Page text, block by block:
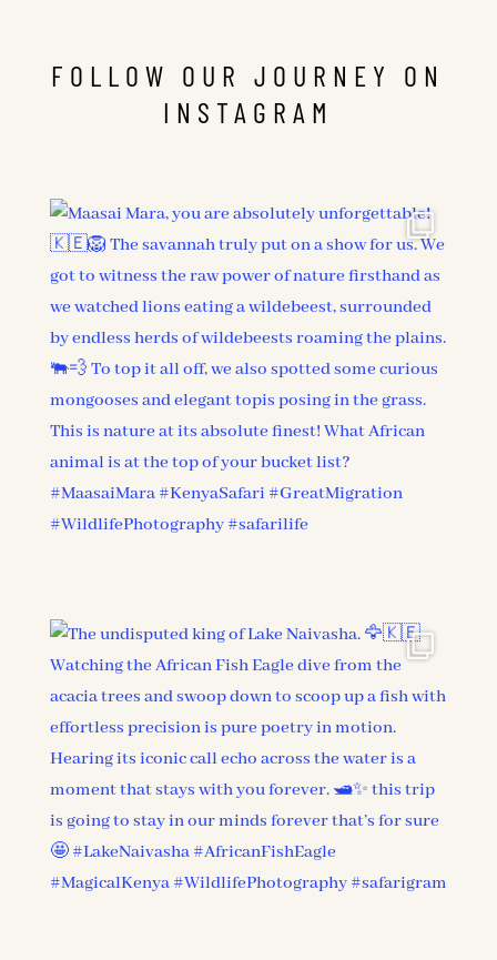
FOLLOW OUR JOURNEY ON
INSTAGRAM